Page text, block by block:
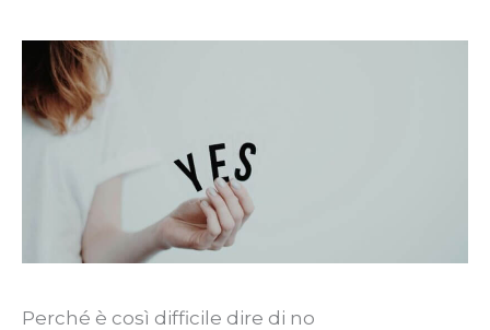
Perché è così difficile dire di no